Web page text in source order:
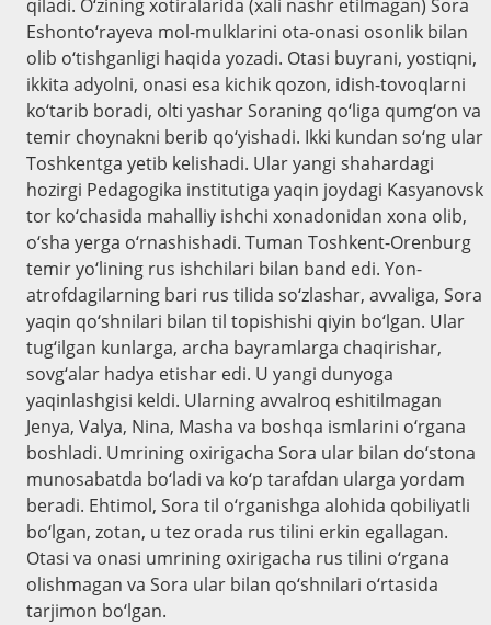
qiladi. O‘zining xotiralarida (xali nashr etilmagan) Sora
Eshonto‘rayeva mol-mulklarini ota-onasi osonlik bilan
olib o‘tishganligi haqida yozadi. Otasi buyrani, yostiqni,
ikkita adyolni, onasi esa kichik qozon, idish-tovoqlarni
ko‘tarib boradi, olti yashar Soraning qo‘liga qumg‘on va
temir choynakni berib qo‘yishadi. Ikki kundan so‘ng ular
Toshkentga yetib kelishadi. Ular yangi shahardagi
hozirgi Pedagogika institutiga yaqin joydagi Kasyanovsk
tor ko‘chasida mahalliy ishchi xonadonidan xona olib,
o‘sha yerga o‘rnashishadi. Tuman Toshkent-Orenburg
temir yo‘lining rus ishchilari bilan band edi. Yon-
atrofdagilarning bari rus tilida so‘zlashar, avvaliga, Sora
yaqin qo‘shnilari bilan til topishishi qiyin bo‘lgan. Ular
tug‘ilgan kunlarga, archa bayramlarga chaqirishar,
sovg‘alar hadya etishar edi. U yangi dunyoga
yaqinlashgisi keldi. Ularning avvalroq eshitilmagan
Jenya, Valya, Nina, Masha va boshqa ismlarini o‘rgana
boshladi. Umrining oxirigacha Sora ular bilan do‘stona
munosabatda bo‘ladi va ko‘p tarafdan ularga yordam
beradi. Ehtimol, Sora til o‘rganishga alohida qobiliyatli
bo‘lgan, zotan, u tez orada rus tilini erkin egallagan.
Otasi va onasi umrining oxirigacha rus tilini o‘rgana
olishmagan va Sora ular bilan qo‘shnilari o‘rtasida
tarjimon bo‘lgan.